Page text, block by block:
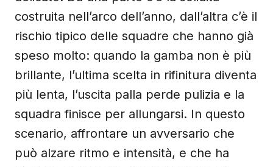
costruita nell’arco dell’anno, dall’altra c’è il
rischio tipico delle squadre che hanno già
speso molto: quando la gamba non è più
brillante, l’ultima scelta in rifinitura diventa
più lenta, l’uscita palla perde pulizia e la
squadra finisce per allungarsi. In questo
scenario, affrontare un avversario che
può alzare ritmo e intensità, e che ha